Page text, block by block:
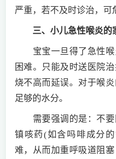
严重，若不及时诊治，可
三、小儿急性喉炎的
宝宝一旦得了急性喉
困难。只能及时送医院
烧不高而延误。对于喉
足够的水分。
需要强调的是：不要
镇咳药(如含吗啡成分
难，从而加重呼吸道阻